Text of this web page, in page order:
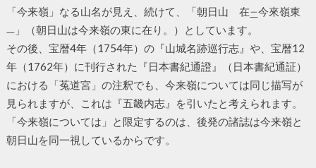
「今来嶺」なる山名が見え、続けて、「朝日山 在二今來嶺東
一」（朝日山は今来嶺の東に在り。）としています。
その後、宝暦4年（1754年）の『山城名跡巡行志』や、宝暦12
年（1762年）に刊行された『日本書紀通證』（日本書紀通証）
における「菟道宮」の注釈でも、今来嶺については同じ描写が
見られますが、これは『五畿内志』を引いたと考えられます。
「今来嶺については」と限定するのは、後発の諸誌は今来嶺と
朝日山を同一視しているからです。